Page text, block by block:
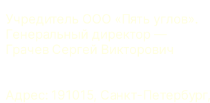
Учредитель ООО «Пять углов».
Генеральный директор —
Грачев Сергей Викторович
Адрес: 191015, Санкт-Петербург,